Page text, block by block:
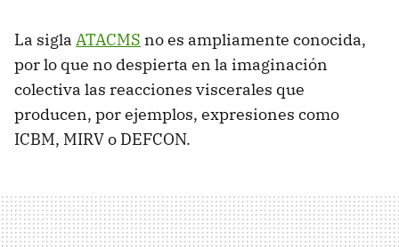
La sigla ATACMS no es ampliamente conocida,
por lo que no despierta en la imaginación
colectiva las reacciones viscerales que
producen, por ejemplos, expresiones como
ICBM, MIRV o DEFCON.